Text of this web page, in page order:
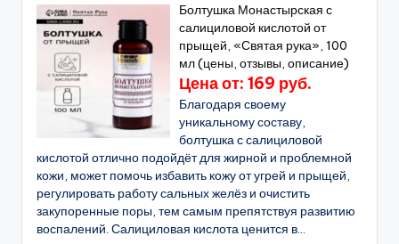
Болтушка Монастырская с
салициловой кислотой от
прыщей, «Святая рука», 100
мл (цены, отзывы, описание)
Цена от: 169 руб.
Благодаря своему
уникальному составу,
болтушка с салициловой
кислотой отлично подойдёт для жирной и проблемной
кожи, может помочь избавить кожу от угрей и прыщей,
регулировать работу сальных желёз и очистить
закупоренные поры, тем самым препятствуя развитию
воспалений. Салициловая кислота ценится в...